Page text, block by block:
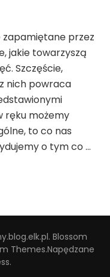
przez
jakie towarzyszą
Szczęście,
nich powraca
ręku możemy
to co nas
o tym co …
. Blossom
Themes.Napędzane
.